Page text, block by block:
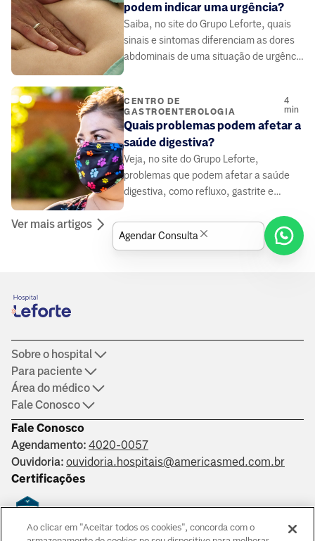
podem indicar uma urgência?
Saiba, no site do Grupo Leforte, quais
sinais e sintomas diferenciam as dores
abdominais de uma situação de urgência
CENTRO DE
GASTROENTEROLOGIA
4
min
Quais problemas podem afetar a
saúde digestiva?
Veja, no site do Grupo Leforte,
problemas que podem afetar a saúde
digestiva, como refluxo, gastrite e
Ver mais artigos
Fale Conosco
Agendamento: 4020-0057
Ouvidoria: ouvidoria.hospitais@americasmed.com.br
Certificações
Sobre o hospital
Para paciente
Área do médico
Fale Conosco
Ao clicar em "Aceitar todos os cookies", concorda com o